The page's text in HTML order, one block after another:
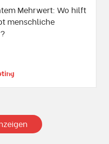
Mehrwert: Wo hilft
menschliche